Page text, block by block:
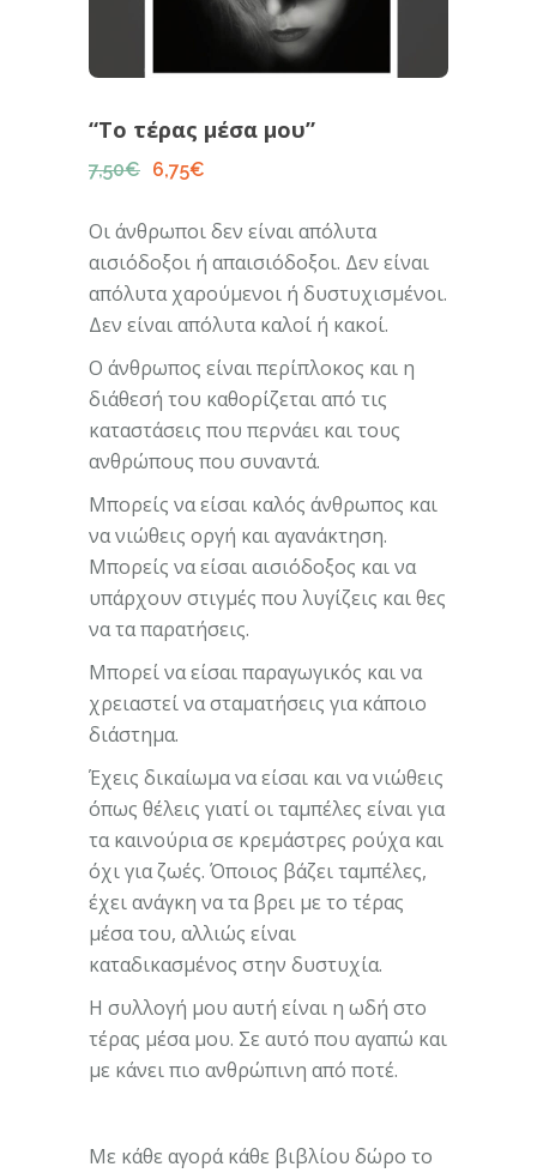
“Το τέρας μέσα μου”
7,50€
Original
7,50€.
6,75€
Η
είναι:
6,75€.
Οι άνθρωποι δεν είναι απόλυτα
αισιόδοξοι ή απαισιόδοξοι. Δεν είναι
απόλυτα χαρούμενοι ή δυστυχισμένοι.
Δεν είναι απόλυτα καλοί ή κακοί.
Ο άνθρωπος είναι περίπλοκος και η
διάθεσή του καθορίζεται από τις
καταστάσεις που περνάει και τους
ανθρώπους που συναντά.
Μπορείς να είσαι καλός άνθρωπος και
να νιώθεις οργή και αγανάκτηση.
Μπορείς να είσαι αισιόδοξος και να
υπάρχουν στιγμές που λυγίζεις και θες
να τα παρατήσεις.
Μπορεί να είσαι παραγωγικός και να
χρειαστεί να σταματήσεις για κάποιο
διάστημα.
Έχεις δικαίωμα να είσαι και να νιώθεις
όπως θέλεις γιατί οι ταμπέλες είναι για
τα καινούρια σε κρεμάστρες ρούχα και
όχι για ζωές. Όποιος βάζει ταμπέλες,
έχει ανάγκη να τα βρει με το τέρας
μέσα του, αλλιώς είναι
καταδικασμένος στην δυστυχία.
Η συλλογή μου αυτή είναι η ωδή στο
τέρας μέσα μου. Σε αυτό που αγαπώ και
με κάνει πιο ανθρώπινη από ποτέ.
Με κάθε αγορά κάθε βιβλίου δώρο το